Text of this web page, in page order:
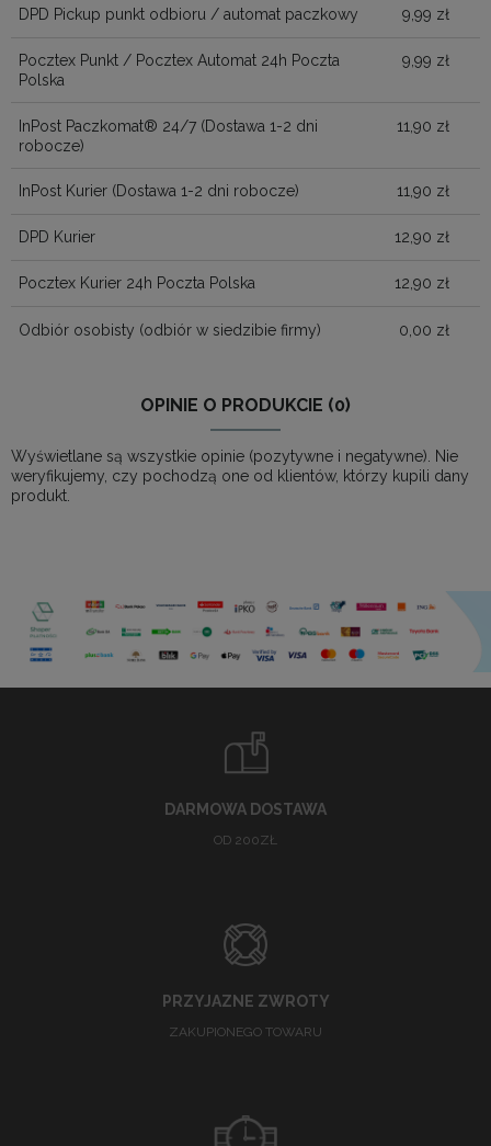
DPD Pickup punkt odbioru / automat paczkowy 9,99 zł
Pocztex Punkt / Pocztex Automat 24h Poczta
Polska
9,99 zł
InPost Paczkomat® 24/7 (Dostawa 1-2 dni
robocze)
11,90 zł
InPost Kurier (Dostawa 1-2 dni robocze) 11,90 zł
DPD Kurier 12,90 zł
Pocztex Kurier 24h Poczta Polska 12,90 zł
Odbiór osobisty (odbiór w siedzibie firmy) 0,00 zł
OPINIE O PRODUKCIE (0)
Wyświetlane są wszystkie opinie (pozytywne i negatywne). Nie
weryfikujemy, czy pochodzą one od klientów, którzy kupili dany
produkt.
DARMOWA DOSTAWA
OD 200ZŁ
PRZYJAZNE ZWROTY
ZAKUPIONEGO TOWARU